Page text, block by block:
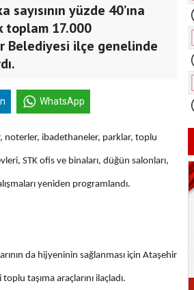
yüzde 40’ına
toplam 17.000
Belediyesi ilçe genelinde
WhatsApp
noterler, ibadethaneler, parklar, toplu
STK ofis ve binaları, düğün salonları,
yeniden programlandı.
da hijyeninin sağlanması için Ataşehir
taşıma araçlarını ilaçladı.